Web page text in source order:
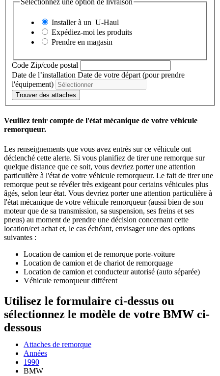
Sélectionnez une option de livraison
Installer à un U-Haul
Expédiez-moi les produits
Prendre en magasin
Code Zip/code postal
Date de l’installation Date de votre départ (pour prendre
l'équipement)
Trouver des attaches
Veuillez tenir compte de l'état mécanique de votre véhicule
remorqueur.
Les renseignements que vous avez entrés sur ce véhicule ont
déclenché cette alerte. Si vous planifiez de tirer une remorque sur
quelque distance que ce soit, vous devriez porter une attention
particulière à l'état de votre véhicule remorqueur. Le fait de tirer une
remorque peut se révéler très exigeant pour certains véhicules plus
âgés, selon leur état. Vous devriez porter une attention particulière à
l'état mécanique de votre véhicule remorqueur (aussi bien de son
moteur que de sa transmission, sa suspension, ses freins et ses
pneus) au moment de prendre une décision concernant cette
location/cet achat et, le cas échéant, envisager une des options
suivantes :
Location de camion et de remorque porte-voiture
Location de camion et de chariot de remorquage
Location de camion et conducteur autorisé (auto séparée)
Véhicule remorqueur différent
Utilisez le formulaire ci-dessus ou
sélectionnez le modèle de votre BMW ci-
dessous
Attaches de remorque
Années
1990
BMW